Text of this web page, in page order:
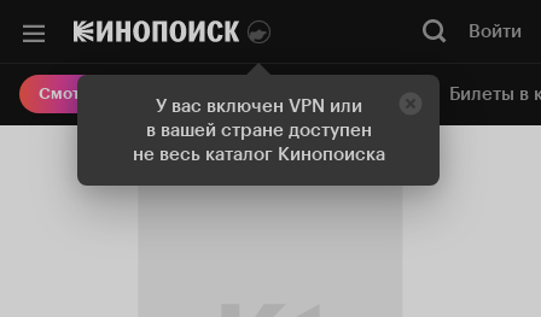
У вас включен VPN или
в вашей стране доступен
не весь каталог Кинопоиска
Войти
Смотреть кино Онлайн-кинотеатр Билеты в